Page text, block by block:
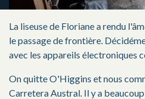
La liseuse de Floriane a rendu
le passage de frontière.
avec les appareils électroniques
On quitte O'Higgins et nous
Carretera Austral. Il y a